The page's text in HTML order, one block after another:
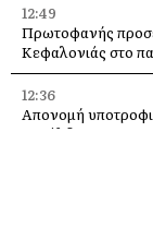
12:49
Πρωτοφανής
Κεφαλονιάς στο
12:36
Απονομή
Τυπάλδου